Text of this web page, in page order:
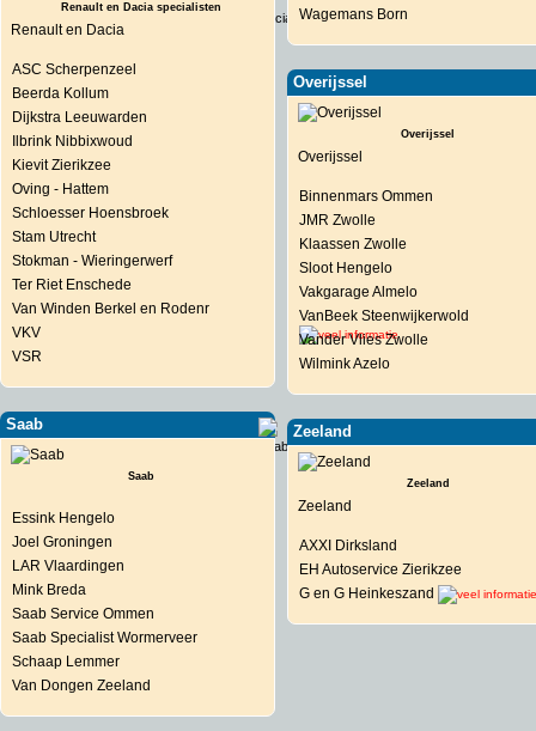
Renault en Dacia specialisten
Renault en Dacia
ASC Scherpenzeel
Beerda Kollum
Dijkstra Leeuwarden
Ilbrink Nibbixwoud
Kievit Zierikzee
Oving - Hattem
Schloesser Hoensbroek
Stam Utrecht
Stokman - Wieringerwerf
Ter Riet Enschede
Van Winden Berkel en Rodenr
VKV
VSR
Saab
Saab
Essink Hengelo
Joel Groningen
LAR Vlaardingen
Mink Breda
Saab Service Ommen
Saab Specialist Wormerveer
Schaap Lemmer
Van Dongen Zeeland
Wagemans Born
Overijssel
Overijssel
Overijssel
Binnenmars Ommen
JMR Zwolle
Klaassen Zwolle
Sloot Hengelo
Vakgarage Almelo
VanBeek Steenwijkerwold
Vander Vlies Zwolle
Wilmink Azelo
Zeeland
Zeeland
Zeeland
AXXI Dirksland
EH Autoservice Zierikzee
G en G Heinkeszand